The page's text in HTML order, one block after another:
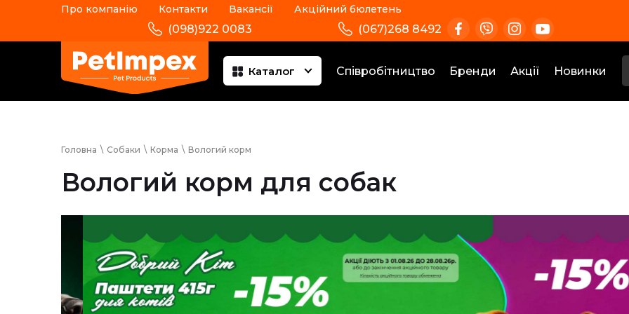
Про компанію Контакти Вакансії Акційний бюлетень
(098)922 0083 (067)268 8492
Каталог Співробітництво Бренди Акції Новинки
Головна \ Собаки \ Корма \ Вологий корм
Вологий корм для собак